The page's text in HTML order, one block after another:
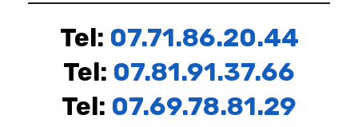
Tel: 07.71.86.20.44
Tel: 07.81.91.37.66
Tel: 07.69.78.81.29